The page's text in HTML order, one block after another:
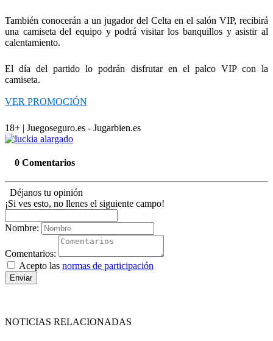
También conocerán a un jugador del Celta en el salón VIP, recibirá
una camiseta del equipo y podrá visitar los banquillos y asistir al
calentamiento.
El día del partido lo podrán disfrutar en el palco VIP con la
camiseta.
VER PROMOCIÓN
18+ | Juegoseguro.es - Jugarbien.es
0 Comentarios
Déjanos tu opinión
¡Si ves esto, no llenes el siguiente campo!
Nombre:
Comentarios:
Acepto las normas de participación
Enviar
NOTICIAS RELACIONADAS